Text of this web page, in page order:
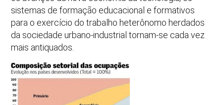
sistemas de formação educacional e formativos
para o exercício do trabalho heterônomo herdados
da sociedade urbano-industrial tornam-se cada vez
mais antiquados.